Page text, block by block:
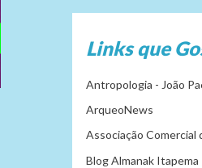
Links que
Antropologia - João
ArqueoNews
Associação Comercial
Blog Almanak Itapema